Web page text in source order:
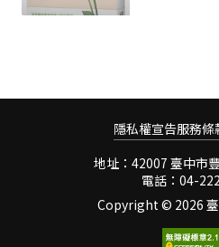
隱私權宣告服務條
地址：42007 臺中市
電話：04-
Copyright © 2026